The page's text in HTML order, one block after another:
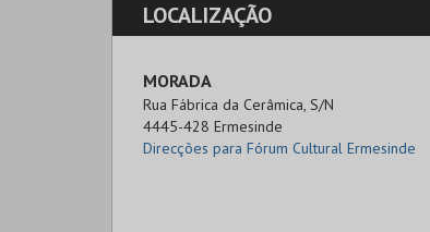
LOCALIZAÇÃO
MORADA
Rua Fábrica da Cerâmica, S/N
4445-428 Ermesinde
Direcções para Fórum Cultural Ermesinde